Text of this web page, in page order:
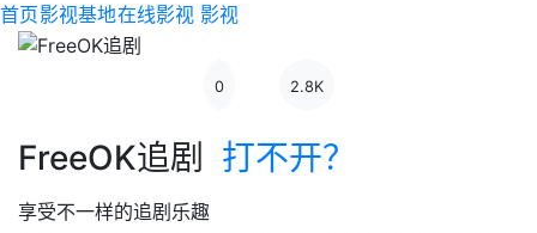
首页影视基地在线影视 影视
0 2.8K
FreeOK追剧 打不开？
享受不一样的追剧乐趣